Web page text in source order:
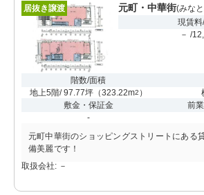
居抜き譲渡 元町・中華街(みな
現賃
－ /
階数/面積
地上5階/ 97.77坪（323.22m2 ）
敷金・保証金
-
前
元町中華街のショッピングストリートにあ
備美麗です！
取扱会社: －